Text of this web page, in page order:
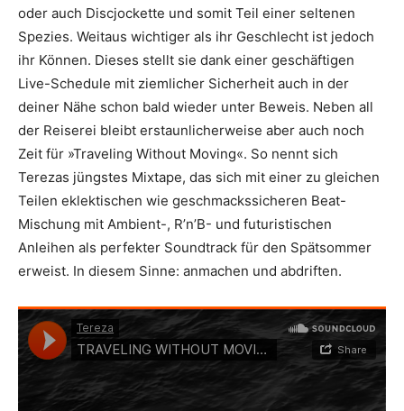
oder auch Discjockette und somit Teil einer seltenen
Spezies. Weitaus wichtiger als ihr Geschlecht ist jedoch
ihr Können. Dieses stellt sie dank einer geschäftigen
Live-Schedule mit ziemlicher Sicherheit auch in der
deiner Nähe schon bald wieder unter Beweis. Neben all
der Reiserei bleibt erstaunlicherweise aber auch noch
Zeit für »Traveling Without Moving«. So nennt sich
Terezas jüngstes Mixtape, das sich mit einer zu gleichen
Teilen eklektischen wie geschmackssicheren Beat-
Mischung mit Ambient-, R’n’B- und futuristischen
Anleihen als perfekter Soundtrack für den Spätsommer
erweist. In diesem Sinne: anmachen und abdriften.